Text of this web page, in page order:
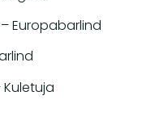
– Europabarlind
Kuletuja